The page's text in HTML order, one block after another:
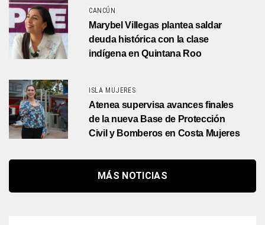
CANCÚN
Marybel Villegas plantea saldar
deuda histórica con la clase
indígena en Quintana Roo
ISLA MUJERES
Atenea supervisa avances finales
de la nueva Base de Protección
Civil y Bomberos en Costa Mujeres
MÁS NOTICIAS